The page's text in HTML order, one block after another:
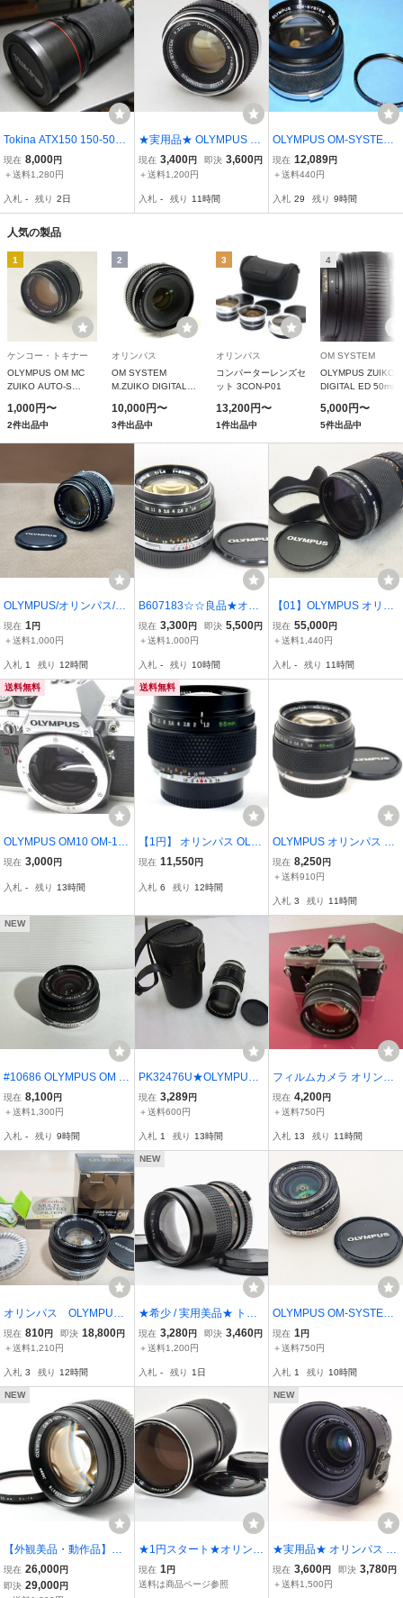
Tokina ATX150 150-500
ｍｍ F5.6 テレコンセット
現在 8,000円
＋送料1,280円
入札 - 残り 2日
★実用品★ OLYMPUS オ
リンパス F.ZUIKO AUTO-
S 50mm F1.8 (472268) ★
現在 3,400円 即決 3,600円
＋送料1,200円
入札 - 残り 11時間
OLYMPUS OM-SYSTEM
ZUIKO AUTO-T 85mm f2
管理1380
現在 12,089円
＋送料440円
入札 29 残り 9時間
人気の製品
1
ケンコー・トキナー
OLYMPUS OM MC
ZUIKO AUTO-S
1,000円〜
2件出品中
2
オリンパス
OM SYSTEM
M.ZUIKO DIGITAL
PRO
10,000円〜
3件出品中
3
オリンパス
コンバーターレンズセ
ット 3CON-P01
13,200円〜
1件出品中
4
OM SYSTEM
OLYMPUS ZUIKO
DIGITAL ED 50mm
5,000円〜
5件出品中
OLYMPUS/オリンパス/G.
ZUIKO AUTO-S 50mm F
1.4/レンズ/YCH2607023
現在 1円
＋送料1,000円
入札 1 残り 12時間
B607183☆☆良品★オリ
ンパス G.ZUIKO AUTO-S
50mm F1.4
現在 3,300円 即決 5,500円
＋送料1,000円
入札 - 残り 10時間
【01】OLYMPUS オリン
パス レンズ ZUIKO AUTO
-ZOOM 35~80mm 中古 現
現在 55,000円
＋送料1,440円
入札 - 残り 11時間
送料無料
OLYMPUS OM10 OM-10
Silver シルバー 銀 35mm
Film Camera マニュアル
MF 訳あり
現在 3,000円
入札 - 残り 13時間
送料無料
【1円】 オリンパス OLY
MPUS G.ZUIKO AUTO-S
レンズ（マニュアルフォ
現在 11,550円
入札 6 残り 12時間
OLYMPUS オリンパス G.
ZUIKO AUTO-S 55mm F
1.2 アトムレンズ OMマウ
現在 8,250円
＋送料910円
入札 3 残り 11時間
NEW
#10686 OLYMPUS OM S
YSTEM ZUIKO AUTO W 2
8mm 1:2.8
現在 8,100円
＋送料1,300円
入札 - 残り 9時間
PK32476U★OLYMPUS
★レンズ★E.ZUIKO Aut
o-T 1:3.5 f=100mm★
現在 3,289円
＋送料600円
入札 1 残り 13時間
フィルムカメラ オリンパ
ス OLYMPUS OM-2 、le
ns OM-SYSTEM 1:1.2 f＝
現在 4,200円
＋送料750円
入札 13 残り 11時間
オリンパス OLYMPUS
OM-SYSTEM F.ZUIKO AU
TO-S 1:1.8 50mm 一眼レ
ンズ 動作未確認
現在 810円 即決 18,800円
＋送料1,210円
入札 3 残り 12時間
NEW
★希少 / 実用美品★ トキ
ナー Tokina EL 135mm F
2.8 for Olympus OMマウ
き】 #6606_59_20L
現在 3,280円 即決 3,460円
＋送料1,200円
入札 - 残り 1日
OLYMPUS OM-SYSTEM
ZUIKO MC AUTO-W 28m
m f2.8 オリンパス 単焦点
現在 1円
＋送料750円
入札 1 残り 10時間
NEW
【外観美品・動作品】OL
YMPUS OM-SYSTEM G.Z
UIKO AUTO-S 55mm F1.
現在 26,000円
即決 29,000円
★1円スタート★オリンパ
ス OLYMPUS E. ZUIKO A
UTO-T 200mm F4 レンズ
現在 1 円
送料は商品ページ参照
NEW
★実用品★ オリンパス O
LYMPUS OM-SYSTEM Z
UIKO AUTO ZOOM 35-70
現在 3,600円 即決 3,780円
＋送料1,500円